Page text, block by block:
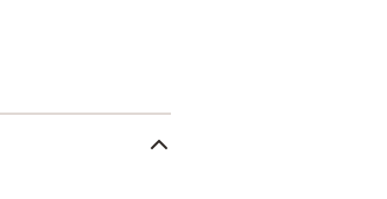
a tradição